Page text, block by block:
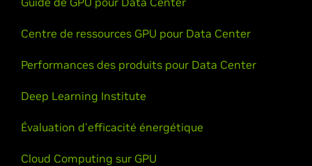
Centre de ressources GPU pour Data Center
Performances des produits pour Data Center
Deep Learning Institute
Évaluation d'efficacité énergétique
Cloud Computing sur GPU